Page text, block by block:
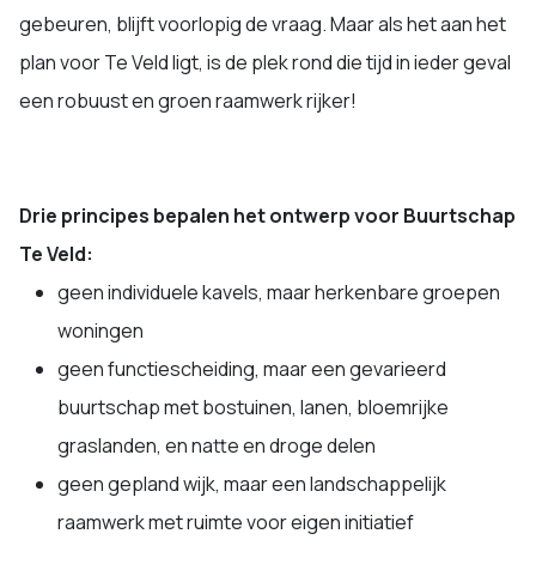
gebeuren, blijft voorlopig de vraag. Maar als het aan het
plan voor Te Veld ligt, is de plek rond die tijd in ieder geval
een robuust en groen raamwerk rijker!
Drie principes bepalen het ontwerp voor Buurtschap
Te Veld:
geen individuele kavels, maar herkenbare groepen
woningen
geen functiescheiding, maar een gevarieerd
buurtschap met bostuinen, lanen, bloemrijke
graslanden, en natte en droge delen
geen gepland wijk, maar een landschappelijk
raamwerk met ruimte voor eigen initiatief